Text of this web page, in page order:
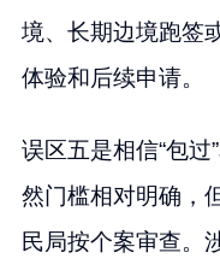
境、长期边境跑签
体验和后续申请。
误区五是相信“包过
然门槛相对明确，
民局按个案审查。